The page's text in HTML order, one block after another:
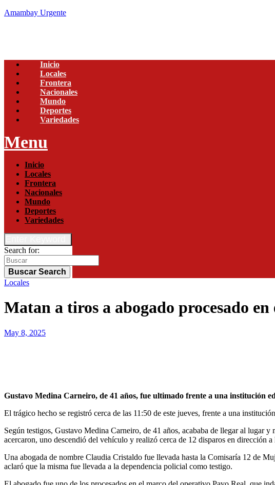
Amambay Urgente
Inicio
Locales
Frontera
Nacionales
Mundo
Deportes
Variedades
Menu
Inicio
Locales
Frontera
Nacionales
Mundo
Deportes
Variedades
Search for:
Buscar Search
Locales
Matan a tiros a abogado procesado
May 8, 2025
Gustavo Medina Carneiro, de 41 años, fue ultimado frente a una
El trágico hecho se registró cerca de las 11:50 de este jueves, frente a una
Según testigos, Gustavo Medina Carneiro, de 41 años, acababa de llegar al lugar
acercaron, uno descendió del vehículo y realizó cerca de 12 disparos en dirección
Una abogada de nombre Claudia Cristaldo fue llevada hasta la Comisaría 12 de
aclaró que la misma fue llevada a la dependencia policial como testigo.